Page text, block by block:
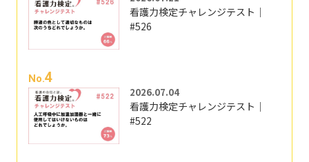
看護力検定チャレンジテスト｜
#526
No.4
2026.07.04
看護力検定チャレンジテスト｜
#522